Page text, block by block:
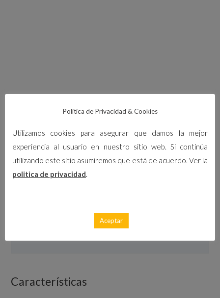
ID-0019
Características
Politica de Privacidad & Cookies
Utilizamos cookies para asegurar que damos la mejor
experiencia al usuario en nuestro sitio web. Si continúa
utilizando este sitio asumiremos que está de acuerdo. Ver la
politica de privacidad.
Aceptar